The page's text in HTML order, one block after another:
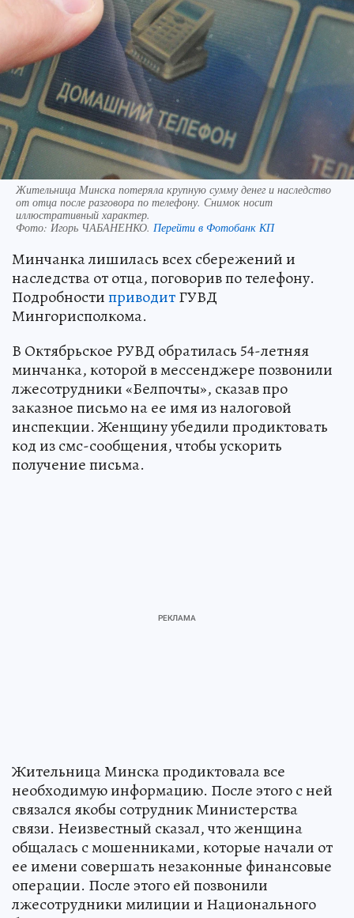
Жительница Минска потеряла крупную сумму денег и наследство
от отца после разговора по телефону. Снимок носит
иллюстративный характер.
Фото: Игорь ЧАБАНЕНКО. Перейти в Фотобанк КП
Минчанка лишилась всех сбережений и
наследства от отца, поговорив по телефону.
ПодробностиприводитГУВД
Мингорисполкома.
В Октябрьское РУВД обратилась 54-летняя
минчанка, которой в мессенджере позвонили
лжесотрудники «Белпочты», сказав про
заказное письмо на ее имя из налоговой
инспекции. Женщину убедили продиктовать
код из смс-сообщения, чтобы ускорить
получение письма.
Жительница Минска продиктовала все
необходимую информацию. После этого с ней
связался якобы сотрудник Министерства
связи. Неизвестный сказал, что женщина
общалась с мошенниками, которые начали от
ее имени совершать незаконные финансовые
операции. После этого ей позвонили
лжесотрудники милиции и Национального